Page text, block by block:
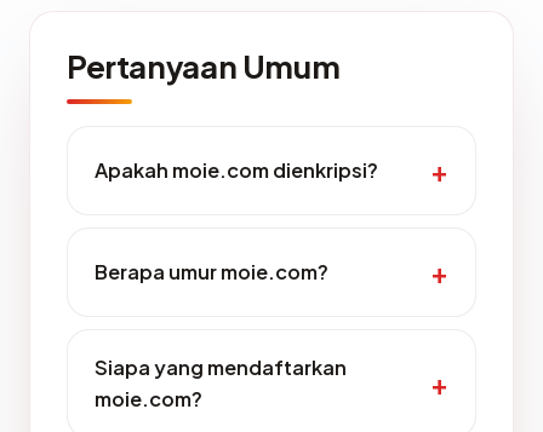
Pertanyaan Umum
Apakah moie.com dienkripsi?
Berapa umur moie.com?
Siapa yang mendaftarkan
moie.com?